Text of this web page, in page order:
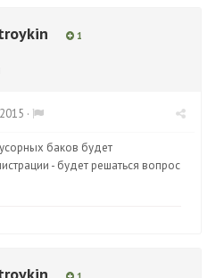
1
·
баков будет
- будет решаться вопрос